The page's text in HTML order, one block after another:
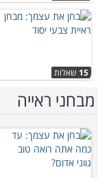
15 שאלות
מבחני ראייה